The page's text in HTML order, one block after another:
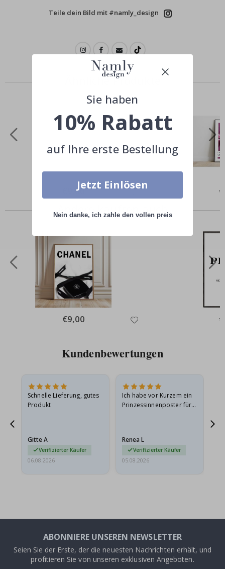
Teile dein Bild mit #namly_design
Ähnliche Produkte
Special
€9,00
Andere kauften auch
Special
Price
€9,00
Kundenbewertungen
Schnelle Lieferung, gutes
Produkt
Gitte A
Verifizierter Käufer
06.08.2026
Ich habe vor Kurzem ein
Prinzessinnenposter für
beschädigt…
Renea L
Verifizierter Käufer
05.08.2026
ABONNIERE UNSEREN NEWSLETTER
Seien Sie der Erste, der die neuesten Nachrichten erhält, und
profitieren Sie von unseren exklusiven Angeboten.
Sie haben
10% Rabatt
auf Ihre erste Bestellung
Jetzt Einlösen
Nein danke, ich zahle den vollen preis